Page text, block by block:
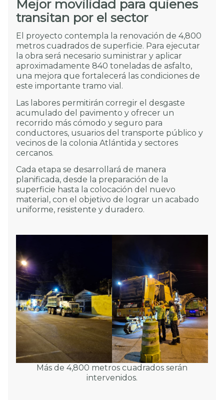
Mejor movilidad para quienes
transitan por el sector
El proyecto contempla la renovación de 4,800
metros cuadrados de superficie. Para ejecutar
la obra será necesario suministrar y aplicar
aproximadamente 840 toneladas de asfalto,
una mejora que fortalecerá las condiciones de
este importante tramo vial.
Las labores permitirán corregir el desgaste
acumulado del pavimento y ofrecer un
recorrido más cómodo y seguro para
conductores, usuarios del transporte público y
vecinos de la colonia Atlántida y sectores
cercanos.
Cada etapa se desarrollará de manera
planificada, desde la preparación de la
superficie hasta la colocación del nuevo
material, con el objetivo de lograr un acabado
uniforme, resistente y duradero.
Más de 4,800 metros cuadrados serán
intervenidos.